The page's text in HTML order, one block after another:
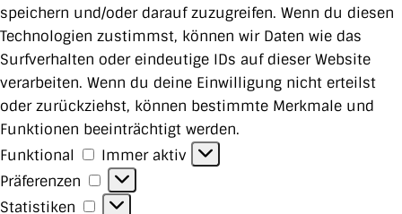
speichern und/oder darauf zuzugreifen. Wenn du diesen
Technologien zustimmst, können wir Daten wie das
Surfverhalten oder eindeutige IDs auf dieser Website
verarbeiten. Wenn du deine Einwilligung nicht erteilst
oder zurückziehst, können bestimmte Merkmale und
Funktionen beeinträchtigt werden.
Funktional
Funktional
Immer aktiv
Präferenzen
Präferenzen
Statistiken
Statistiken